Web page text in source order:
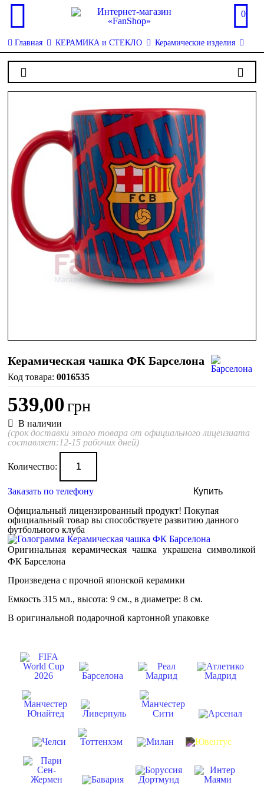
0
Главная КЕРАМИКА и СТЕКЛО Керамические изделия
Керамическая чашка ФК Барселона
0016535
539,00грн
В наличии
(срок доставки этого товара от официального лицензиата
составляет:12-15 рабочих дней)
Количество:
Заказать по телефону
Купить
Официальный лицензированный продукт!Покупая
официальный товар вы способствуете развитию данного
футбольного клуба
Оригинальная керамическая чашка украшена символикой
ФК Барселона
Произведена с прочной японской керамики
Емкость 315 мл., высота: 9 см., в диаметре: 8 см.
В оригинальной подарочной картонной упаковке